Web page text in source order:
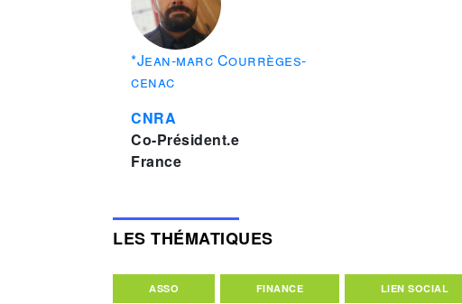
*Jean-marc Courrèges-
cenac
CNRA
Co-Président.e
France
LES THÉMATIQUES
ASSO FINANCE LIEN SOCIAL